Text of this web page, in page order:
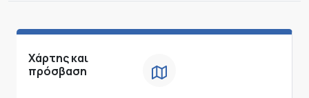
Χάρτης και
πρόσβαση